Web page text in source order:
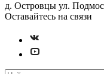
д. Островцы ул.
Оставайтесь на связи